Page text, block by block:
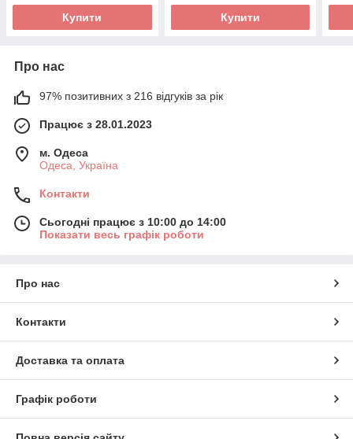
Купити Купити
Про нас
97% позитивних з 216 відгуків за рік
Працює з 28.01.2023
м. Одеса
Одеса, Україна
Контакти
Сьогодні працює з 10:00 до 14:00
Показати весь графік роботи
Про нас
Контакти
Доставка та оплата
Графік роботи